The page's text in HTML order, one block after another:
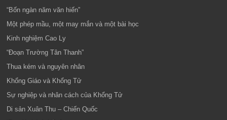
“Bốn ngàn năm văn hiến”
Một phép mầu, một may mắn và một bài học
Kinh nghiệm Cao Ly
“Đoạn Trường Tân Thanh”
Thua kém và nguyên nhân
Khổng Giáo và Khổng Tử
Sự nghiệp và nhân cách của Khổng Tử
Di sản Xuân Thu – Chiến Quốc